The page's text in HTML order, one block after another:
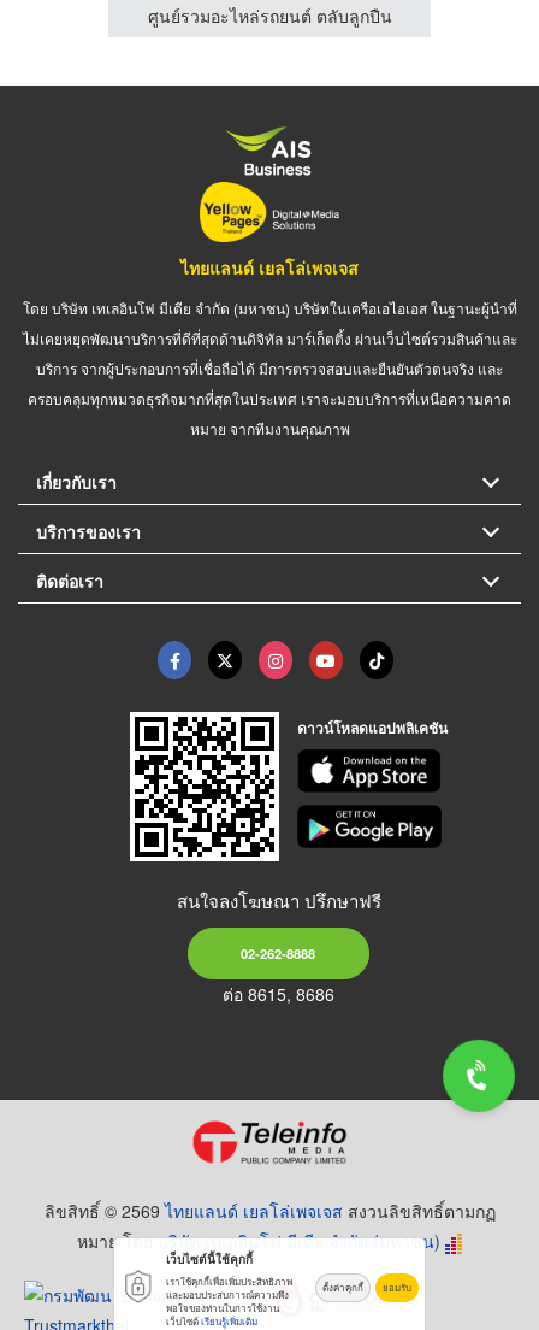
ศูนย์รวมอะไหล่รถยนต์ ตลับลูกปืน
ไทยแลนด์ เยลโล่เพจเจส
โดย บริษัท เทเลอินโฟ มีเดีย จำกัด (มหาชน) บริษัทในเครือเอไอเอส ในฐานะผู้นำที่
ไม่เคยหยุดพัฒนาบริการที่ดีที่สุดด้านดิจิทัล มาร์เก็ตติ้ง ผ่านเว็บไซต์รวมสินค้าและ
บริการ จากผู้ประกอบการที่เชื่อถือได้ มีการตรวจสอบและยืนยันตัวตนจริง และ
ครอบคลุมทุกหมวดธุรกิจมากที่สุดในประเทศ เราจะมอบบริการที่เหนือความคาด
หมาย จากทีมงานคุณภาพ
เกี่ยวกับเรา
บริการของเรา
ติดต่อเรา
ดาวน์โหลดแอปพลิเคชัน
สนใจลงโฆษณา ปรึกษาฟรี
02-262-8888
ต่อ 8615, 8686
ลิขสิทธิ์ © 2569ไทยแลนด์ เยลโล่เพจเจส สงวนลิขสิทธิ์ตามกฏ
หมาย โดยบริษัท เทเลอินโฟ มีเดีย จำกัด (มหาชน)
เว็บไซต์นี้ใช้คุกกี้
เราใช้คุกกี้เพื่อเพิ่มประสิทธิภาพ
และมอบประสบการณ์ความพึง
พอใจของท่านในการใช้งาน
เว็บไซต์เรียนรู้เพิ่มเติม
ตั้งค่าคุกกี้ ยอมรับ